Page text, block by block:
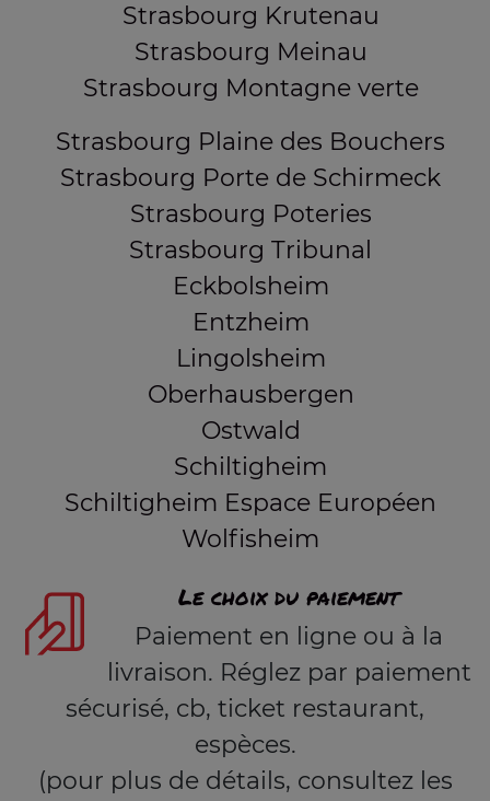
Strasbourg Krutenau
Strasbourg Meinau
Strasbourg Montagne verte
Strasbourg Plaine des Bouchers
Strasbourg Porte de Schirmeck
Strasbourg Poteries
Strasbourg Tribunal
Eckbolsheim
Entzheim
Lingolsheim
Oberhausbergen
Ostwald
Schiltigheim
Schiltigheim Espace Européen
Wolfisheim
Le choix du paiement
Paiement en ligne ou à la
livraison. Réglez par paiement
sécurisé, cb, ticket restaurant,
espèces.
(pour plus de détails, consultez les